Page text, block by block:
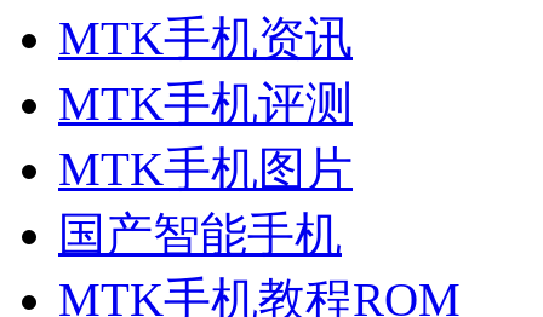
MTK手机资讯
MTK手机评测
MTK手机图片
国产智能手机
MTK手机教程ROM